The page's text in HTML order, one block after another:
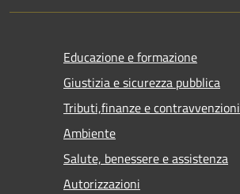
Educazione e formazione
Giustizia e sicurezza pubblica
Tributi,finanze e contravvenzioni
Ambiente
Salute, benessere e assistenza
Autorizzazioni